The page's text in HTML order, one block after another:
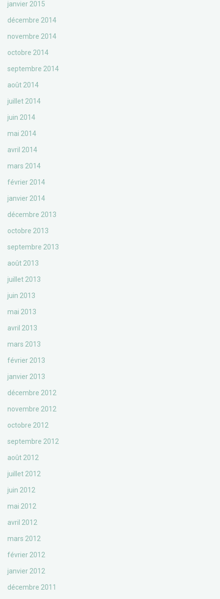
janvier 2015
décembre 2014
novembre 2014
octobre 2014
septembre 2014
août 2014
juillet 2014
juin 2014
mai 2014
avril 2014
mars 2014
février 2014
janvier 2014
décembre 2013
octobre 2013
septembre 2013
août 2013
juillet 2013
juin 2013
mai 2013
avril 2013
mars 2013
février 2013
janvier 2013
décembre 2012
novembre 2012
octobre 2012
septembre 2012
août 2012
juillet 2012
juin 2012
mai 2012
avril 2012
mars 2012
février 2012
janvier 2012
décembre 2011